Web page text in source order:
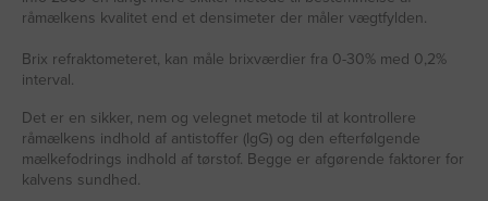
råmælkens kvalitet end et densimeter der måler vægtfylden.
Brix refraktometeret, kan måle brixværdier fra 0-30% med 0,2%
interval.
Det er en sikker, nem og velegnet metode til at kontrollere
råmælkens indhold af antistoffer (IgG) og den efterfølgende
mælkefodrings indhold af tørstof. Begge er afgørende faktorer for
kalvens sundhed.